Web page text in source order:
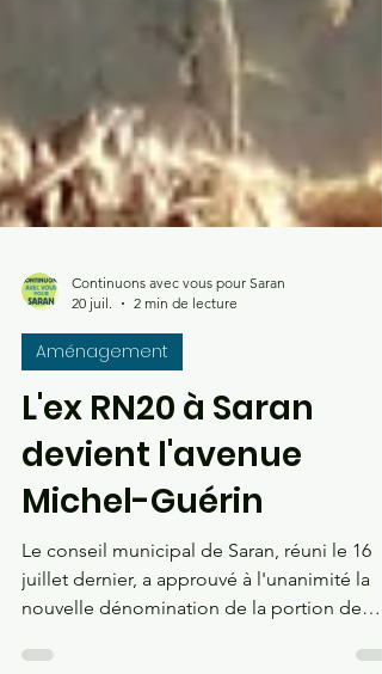
Continuons avec vous pour Saran
20 juil.
2 min de lecture
Aménagement
L'ex RN20 à Saran
devient l'avenue
Michel-Guérin